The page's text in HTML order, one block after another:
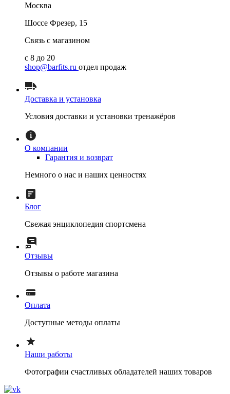
Москва
Шоссе Фрезер, 15
Связь с магазином
с 8 до 20
shop@barfits.ru отдел продаж
Доставка и установка
Условия доставки и установки тренажёров
О компании
Гарантия и возврат
Немного о нас и наших ценностях
Блог
Свежая энциклопедия спортсмена
Отзывы
Отзывы о работе магазина
Оплата
Доступные методы оплаты
Наши работы
Фотографии счастливых обладателей наших товаров